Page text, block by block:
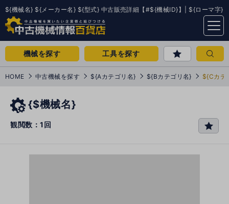
${機械名} ${メーカー名} ${型式} 中古販売詳細【#${機械ID}】| ${ローマ字}
menu
機械を探す 工具を探す
HOME 中古機械を探す ${Aカテゴリ名} ${Bカテゴリ名} ${Cカテ
{$機械名}
観閲数：1回
favo